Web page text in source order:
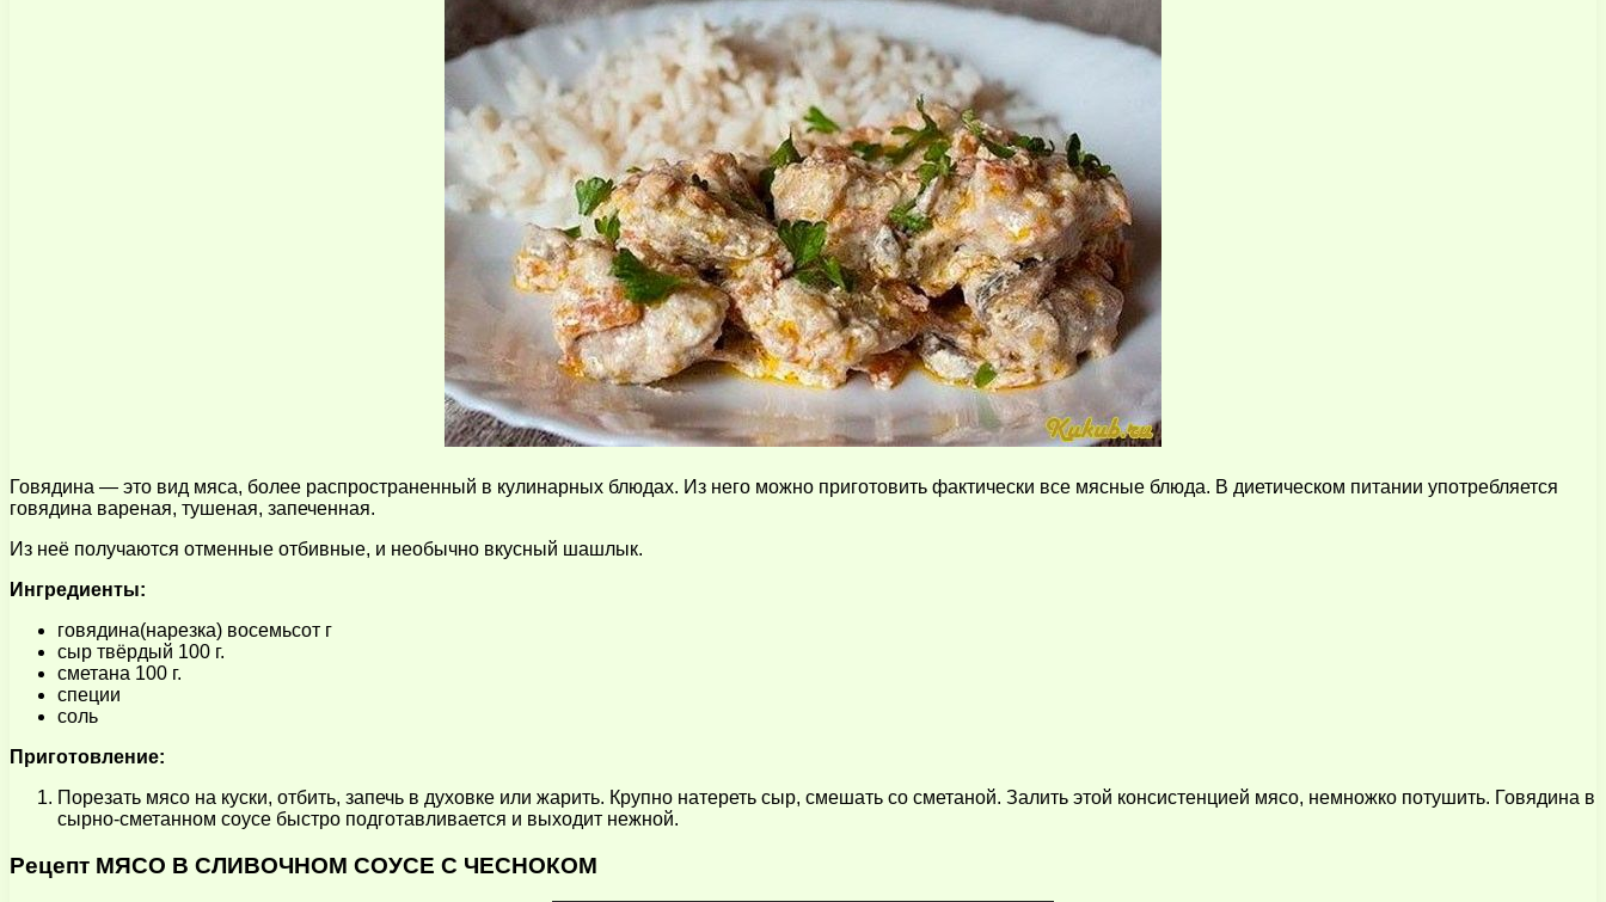
Говядина — это вид мяса, более распространенный в кулинарных блюдах. Из него можно приготовить фактически все мясные блюда. В диетическом питании употребляется
говядина вареная, тушеная, запеченная.
Из неё получаются отменные отбивные, и необычно вкусный шашлык.
Ингредиенты:
говядина(нарезка) восемьсот г
сыр твёрдый 100 г.
сметана 100 г.
специи
соль
Приготовление:
Порезать мясо на куски, отбить, запечь в духовке или жарить. Крупно натереть сыр, смешать со сметаной. Залить этой консистенцией мясо, немножко потушить. Говядина в
сырно-сметанном соусе быстро подготавливается и выходит нежной.
Рецепт МЯСО В СЛИВОЧНОМ СОУСЕ С ЧЕСНОКОМ